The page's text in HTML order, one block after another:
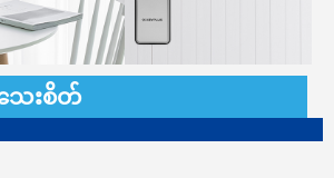
ေးစိတ်